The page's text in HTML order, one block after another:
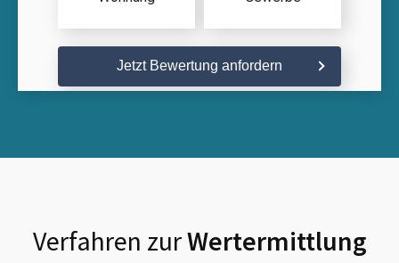
Jetzt Bewertung anfordern
Verfahren zurWertermittlung